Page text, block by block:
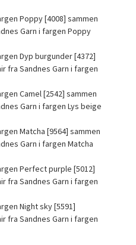
Poppy [4008] sammen
Garn i fargen Poppy
Dyp burgunder [4372]
fra Sandnes Garn i fargen
Camel [2542] sammen
Garn i fargen Lys beige
Matcha [9564] sammen
Garn i fargen Matcha
Perfect purple [5012]
fra Sandnes Garn i fargen
Night sky [5591]
fra Sandnes Garn i fargen